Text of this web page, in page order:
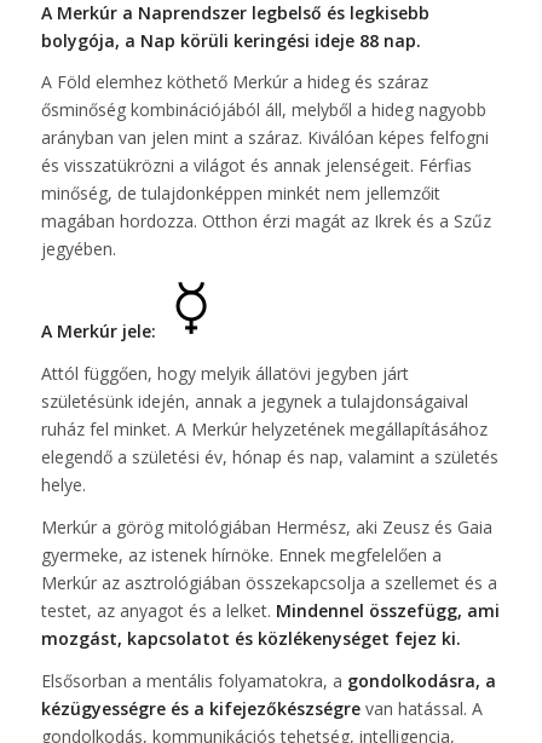
A Merkúr a Naprendszer legbelső és legkisebb
bolygója, a Nap körüli keringési ideje 88 nap.
A Föld elemhez köthető Merkúr a hideg és száraz
ősminőség kombinációjából áll, melyből a hideg nagyobb
arányban van jelen mint a száraz. Kiválóan képes felfogni
és visszatükrözni a világot és annak jelenségeit. Férfias
minőség, de tulajdonképpen minkét nem jellemzőit
magában hordozza. Otthon érzi magát az Ikrek és a Szűz
jegyében.
A Merkúr jele:
Attól függően, hogy melyik állatövi jegyben járt
születésünk idején, annak a jegynek a tulajdonságaival
ruház fel minket. A Merkúr helyzetének megállapításához
elegendő a születési év, hónap és nap, valamint a születés
helye.
Merkúr a görög mitológiában Hermész, aki Zeusz és Gaia
gyermeke, az istenek hírnöke. Ennek megfelelően a
Merkúr az asztrológiában összekapcsolja a szellemet és a
testet, az anyagot és a lelket. Mindennel összefügg, ami
mozgást, kapcsolatot és közlékenységet fejez ki.
Elsősorban a mentális folyamatokra, a gondolkodásra, a
kézügyességre és a kifejezőkészségrevan hatással. A
gondolkodás, kommunikációs tehetség, intelligencia,